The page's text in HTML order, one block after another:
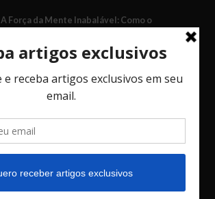
A Força da Mente Inabalável: Como o
3 comentários
Social e o Imprevisto Afetam Seu Negócio.
3 comentários
Bossa Nova Investimentos é a primeira
empresa da América latina a lançar um
fundo através de uma Criptomoeda